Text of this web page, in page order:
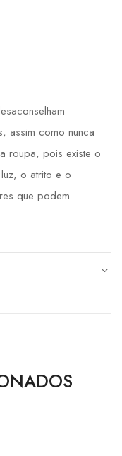
assim como nunca
roupa, pois existe o
o atrito e o
que podem